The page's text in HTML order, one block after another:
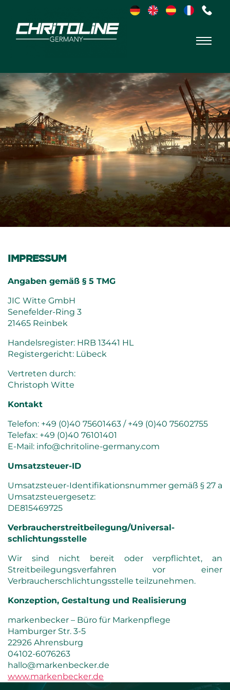
Germany
IMPRESSUM
Angaben gemäß § 5 TMG
JIC Witte GmbH
Senefelder-Ring 3
21465 Reinbek
Handelsregister: HRB 13441 HL
Registergericht: Lübeck
Vertreten durch:
Christoph Witte
Kontakt
Telefon: +49 (0)40 75601463 / +49 (0)40 75602755
Telefax: +49 (0)40 76101401
E-Mail: info@chritoline-germany.com
Umsatzsteuer-ID
Umsatzsteuer-Identifikationsnummer gemäß § 27 a
Umsatzsteuergesetz:
DE815469725
Verbraucher­streit­beilegung/Universal­
schlichtungs­stelle
Wir sind nicht bereit oder verpflichtet, an
Streitbeilegungsverfahren vor einer
Verbraucherschlichtungsstelle teilzunehmen.
Konzeption, Gestaltung und Realisierung
markenbecker – Büro für Markenpflege
Hamburger Str. 3-5
22926 Ahrensburg
04102-6076263
hallo@markenbecker.de
www.markenbecker.de